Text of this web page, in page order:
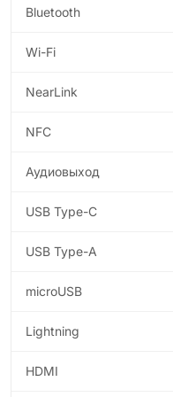
Bluetooth
Wi-Fi
NearLink
NFC
Аудиовыход
USB Type-C
USB Type-A
microUSB
Lightning
HDMI